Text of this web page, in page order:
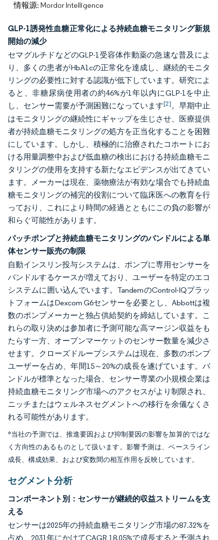
情報源: Mordor Intelligence
GLP-1誘発性血糖正常化による持続血糖モニタリング新規
開始の減少
セマグルチドなどのGLP-1受容体作動薬の急速な普及によ
り、多くの患者がHbA1cの正常化を達成し、継続的モニタ
リングの必要性に対する認識が低下しています。研究によ
ると、非糖尿病使用者の約46%が1年以内にGLP-1を中止
し、センサー需要が予測困難になっています[2]。早期中止
はモニタリングの継続性にギャップを生じさせ、医療提供
者が持続血糖モニタリングの処方を正当化することを困難
にしています。しかし、積極的に治療されたコホートにお
ける用量調整中および低血糖の検出における持続血糖モニ
タリングの使用を支持する新たなエビデンスが出てきてい
ます。メーカーは現在、薬物療法が有効な場合でも持続血
糖モニタリングの補完的役割について臨床医への教育を行
っており、これにより時間の経過とともにこの負の影響が
和らぐ可能性があります。
パッチポンプと持続血糖モニタリングのバンドルによる単
体センサー販売の制限
自動インスリン投与システムは、ポンプに専用センサーを
バンドルするケースが増えており、ユーザーを特定のエコ
システムに囲い込んでいます。TandemのControl-IQプラッ
トフォームはDexcom G6センサーを必要とし、Abbottは複
数のポンプメーカーと独占供給契約を締結しています。こ
れらの取り決めは参加者に予測可能な高マージン収益をも
たらす一方、オープンマーケットのセンサー数量を減少さ
せます。クローズドループシステムは現在、多数のポンプ
ユーザーを占め、年間15～20%の成長を遂げています。バ
ンドルが標準となった場合、センサー専業の小規模企業は
持続血糖モニタリング市場へのアクセスがより制限され、
ニッチまたはウェルネスセグメントへの移行を余儀なくさ
れる可能性があります。
*当社の予測では、推進要因および抑制要因の影響を加算的ではな
く方向性のあるものとして扱います。影響予測は、ベースライン
成長、構成効果、および変数間の相互作用を反映しています。
セグメント分析
コンポーネント別：センサーが継続的収益ストリームを支
える
センサーは2025年の持続血糖モニタリング市場の87.32%を
占め、2031年にかけてCAGR 18.05%で成長すると予測され